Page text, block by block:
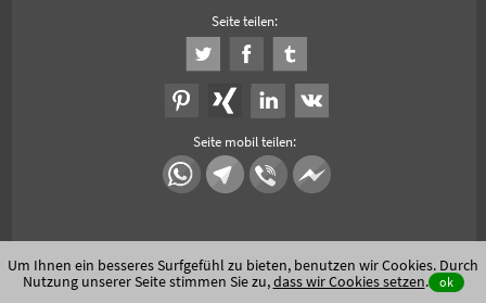
Seite teilen:
Seite mobil teilen:
Um Ihnen ein besseres Surfgefühl zu bieten, benutzen wir Cookies. Durch
Nutzung unserer Seite stimmen Sie zu,dass wir Cookies setzen. ok